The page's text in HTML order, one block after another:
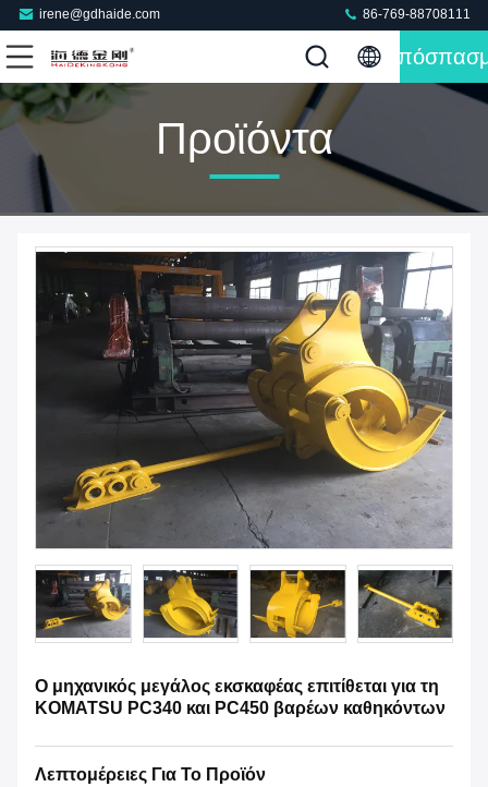
irene@gdhaide.com 86-769-88708111
Προϊόντα
Ο μηχανικός μεγάλος εκσκαφέας επιτίθεται για τη
KOMATSU PC340 και PC450 βαρέων καθηκόντων
Λεπτομέρειες Για Το Προϊόν